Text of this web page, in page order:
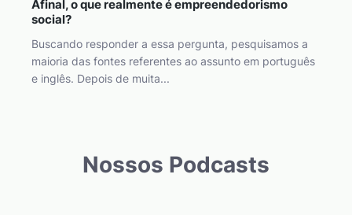
Afinal, o que realmente é empreendedorismo
social?
Buscando responder a essa pergunta, pesquisamos a
maioria das fontes referentes ao assunto em português
e inglês. Depois de muita...
Nossos Podcasts